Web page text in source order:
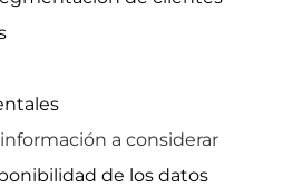
a considerar
de los datos